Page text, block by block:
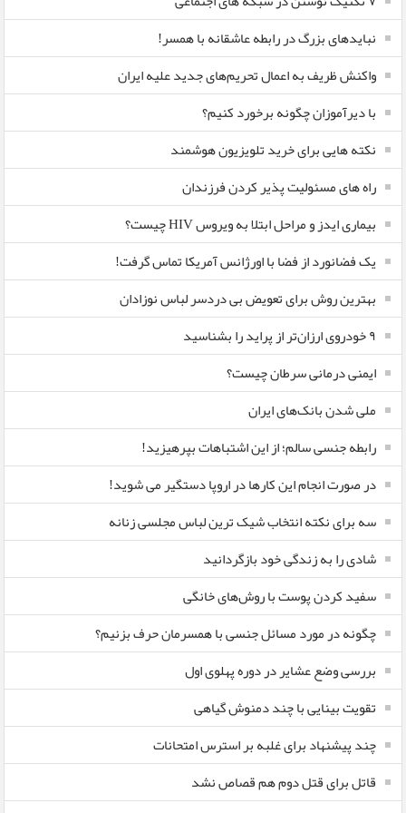
نبایدهای بزرگ در رابطه عاشقانه با همسر!
واکنش ظریف به اعمال تحریم‌های جدید علیه ایران
با دیرآموزان چگونه برخورد کنیم؟
نکته هایی برای خرید تلویزیون هوشمند
راه های مسئولیت پذیر کردن فرزندان
بیماری ایدز و مراحل ابتلا به ویروس HIV چیست؟
یک فضانورد از فضا با اورژانس آمریکا تماس گرفت!
بهترین روش برای تعویض بی دردسر لباس نوزادان
٩ خودروی ارزان‌تر از پراید را بشناسید
ایمنی درمانی سرطان چیست؟
ملی شدن بانک‌های ایران
رابطه جنسی سالم؛ از این اشتباهات بپرهیزید!
در صورت انجام این کارها در اروپا دستگیر می شوید!
سه برای نکته انتخاب شیک ترین لباس مجلسی زنانه
شادی را به زندگی خود بازگردانید
سفید کردن پوست با روش‌های خانگی
چگونه در مورد مسائل جنسی با همسرمان حرف بزنیم؟
بررسی وضع عشایر در دوره پهلوی اول
تقویت بینایی با چند دمنوش گیاهی
چند پیشنهاد برای غلبه بر استرس امتحانات
قاتل برای قتل دوم هم قصاص نشد